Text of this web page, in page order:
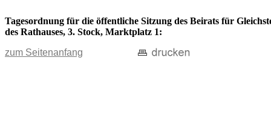
Tagesordnung für die öffentliche Sitzung des Beirats für
des Rathauses, 3. Stock, Marktplatz 1:
zum Seitenanfang